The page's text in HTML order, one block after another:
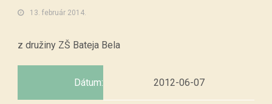
13. február 2014.
z družiny ZŠ Bateja Bela
Dátum: 2012-06-07